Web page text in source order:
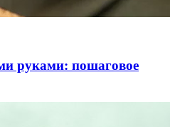
руками: пошаговое